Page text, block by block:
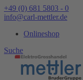
+49 (0) 681 5803 - 0
info@carl-mettler.de
Onlineshop
Suche